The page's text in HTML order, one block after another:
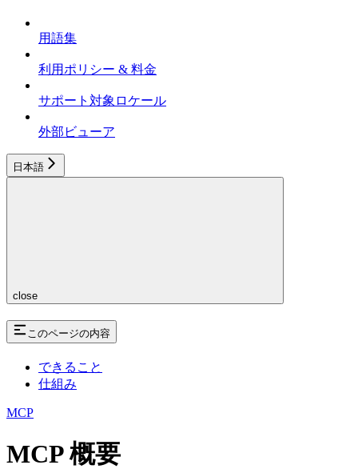
用語集
利用ポリシー & 料金
サポート対象ロケール
外部ビューア
日本語
close
このページの内容
できること
仕組み
MCP
MCP 概要